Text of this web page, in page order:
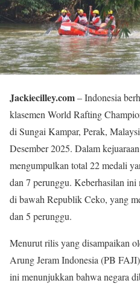
Jackiecilley.com– Indonesia
klasemen World Rafting
di Sungai Kampar, Perak,
Desember 2025. Dalam
mengumpulkan total 22 medali
dan 7 perunggu. Keberhasilan ini
di bawah Republik Ceko, yang
dan 5 perunggu.
Menurut rilis yang disampaikan
Arung Jeram Indonesia (PB
ini menunjukkan bahwa negara